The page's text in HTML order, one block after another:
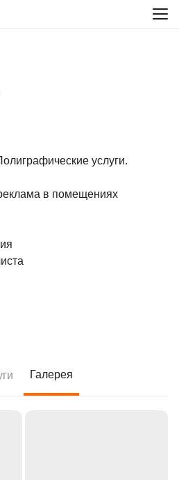
услуги.
в помещениях
Галерея